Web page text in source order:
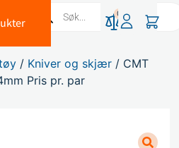
0
/ Kniver og skjær / CMT
Pris pr. par